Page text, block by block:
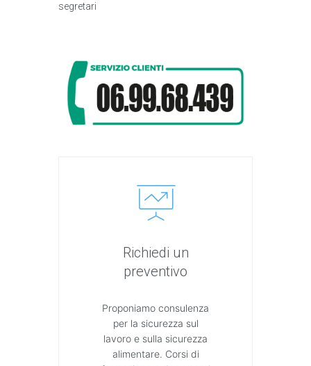
segretari
Richiedi un
preventivo
Proponiamo consulenza
per la sicurezza sul
lavoro e sulla sicurezza
alimentare. Corsi di